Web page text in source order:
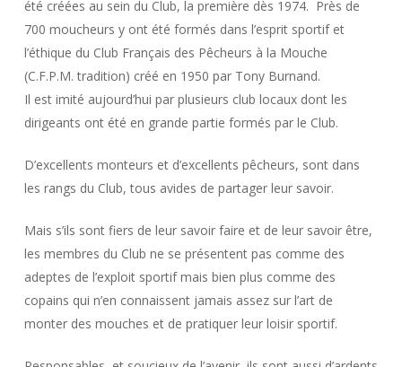
été créées au sein du Club, la première dès 1974. Près de
700 moucheurs y ont été formés dans l’esprit sportif et
l’éthique du Club Français des Pêcheurs à la Mouche
(C.F.P.M. tradition) créé en 1950 par Tony Burnand.
Il est imité aujourd’hui par plusieurs club locaux dont les
dirigeants ont été en grande partie formés par le Club.
D’excellents monteurs et d’excellents pêcheurs, sont dans
les rangs du Club, tous avides de partager leur savoir.
Mais s’ils sont fiers de leur savoir faire et de leur savoir être,
les membres du Club ne se présentent pas comme des
adeptes de l’exploit sportif mais bien plus comme des
copains qui n’en connaissent jamais assez sur l’art de
monter des mouches et de pratiquer leur loisir sportif.